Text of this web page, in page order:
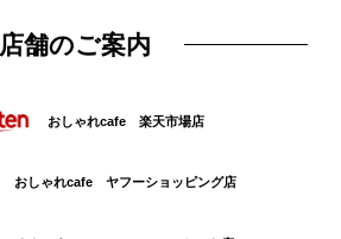
店舗のご案内
おしゃれcafe 楽天市場店
おしゃれcafe ヤフーショッピング店